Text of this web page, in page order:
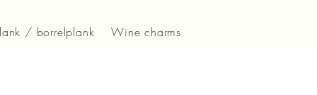
/ borrelplank Wine charms